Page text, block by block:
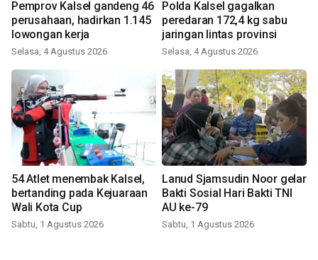
Pemprov Kalsel gandeng 46
perusahaan, hadirkan 1.145
lowongan kerja
Selasa, 4 Agustus 2026
Polda Kalsel gagalkan
peredaran 172,4 kg sabu
jaringan lintas provinsi
Selasa, 4 Agustus 2026
54 Atlet menembak Kalsel,
bertanding pada Kejuaraan
Wali Kota Cup
Sabtu, 1 Agustus 2026
Lanud Sjamsudin Noor gelar
Bakti Sosial Hari Bakti TNI
AU ke-79
Sabtu, 1 Agustus 2026